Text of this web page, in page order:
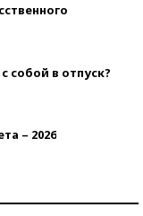
собой в отпуск?
– 2026